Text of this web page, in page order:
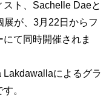
ト、Sachelle Daeと
が、3月22日からフ
て同時開催されま
によるグラ
。